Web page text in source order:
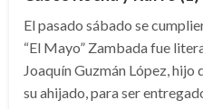
El pasado sábado se
“El Mayo” Zambada fue
Joaquín Guzmán López, hijo
su ahijado, para ser